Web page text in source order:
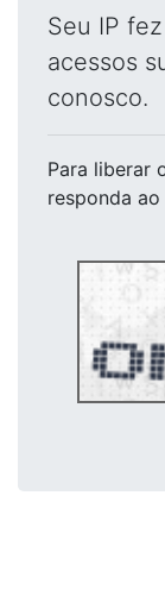
Seu IP
acessos
conosco.
Para liberar
responda